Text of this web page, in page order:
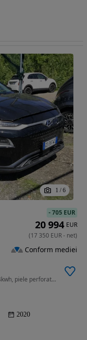
1 / 6
204 CP • pompa de caldura, baterie mare 64kwh, piele perforata + incalzire
2020
-705 EUR
20 994 EUR
(17 350 EUR- net)
Conform mediei